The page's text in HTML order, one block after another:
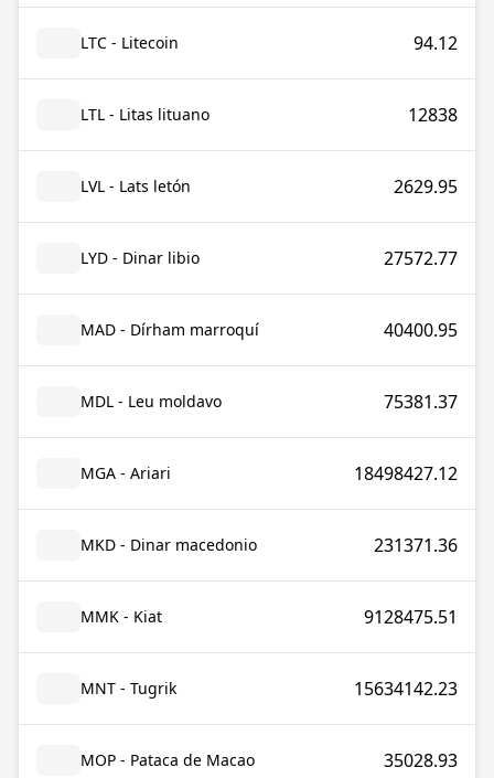
LTC - Litecoin 94.12
LTL - Litas lituano 12838
LVL - Lats letón 2629.95
LYD - Dinar libio 27572.77
MAD - Dírham marroquí 40400.95
MDL - Leu moldavo 75381.37
MGA - Ariari 18498427.12
MKD - Dinar macedonio 231371.36
MMK - Kiat 9128475.51
MNT - Tugrik 15634142.23
MOP - Pataca de Macao 35028.93